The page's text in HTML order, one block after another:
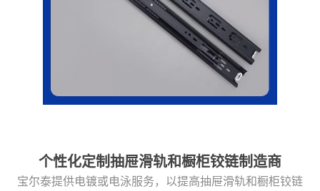
个性化定制抽屉滑轨和橱柜铰链制造商
宝尔泰提供电镀或电泳服务，以提高抽屉滑轨和橱柜铰链